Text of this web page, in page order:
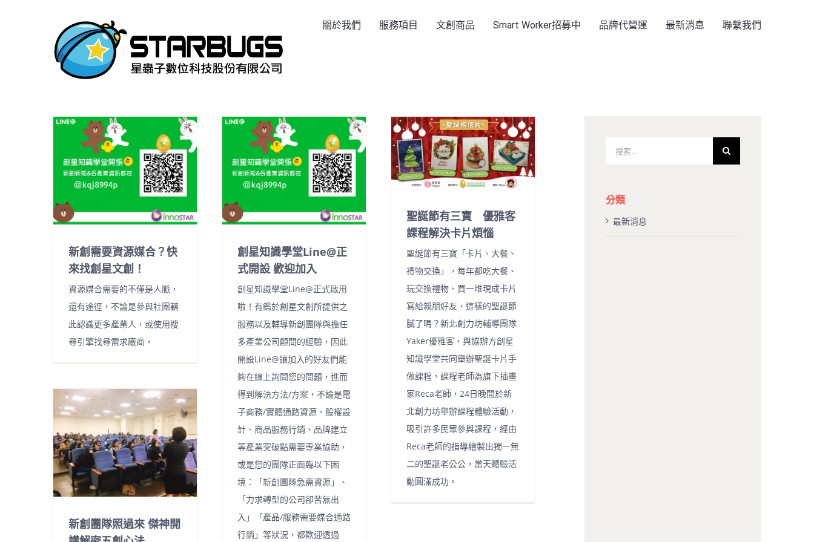
關於我們 服務項目 文創商品 Smart Worker招募中 品牌代營運 最新消息 聯繫我們
新創需要資源媒合？快
來找創星文創！
資源媒合需要的不僅是人脈，
還有途徑，不論是參與社團藉
此認識更多產業人，或使用搜
尋引擎找尋需求廠商，
創星知識學堂Line@正
式開設 歡迎加入
創星知識學堂Line@正式啟用
啦！有鑑於創星文創所提供之
服務以及輔導新創團隊與擔任
多產業公司顧問的經驗，因此
開設Line@讓加入的好友們能
夠在線上詢問您的問題，進而
得到解決方法/方案，不論是電
子商務/實體通路資源、股權設
計、商品服務行銷、品牌建立
等產業突破點需要專業協助，
或是您的團隊正面臨以下困
境：「新創團隊急需資源」、
「力求轉型的公司卻苦無出
入」「產品/服務需要媒合通路
行銷」等狀況，都歡迎透過
聖誕節有三寶 優雅客
課程解決卡片煩惱
聖誕節有三寶「卡片、大餐、
禮物交換」，每年都吃大餐、
玩交換禮物、買一堆現成卡片
寫給親朋好友，這樣的聖誕節
膩了嗎？新北創力坊輔導團隊
Yaker優雅客，與協辦方創星
知識學堂共同舉辦聖誕卡片手
做課程，課程老師為旗下插畫
家Reca老師，24日晚間於新
北創力坊舉辦課程體驗活動，
吸引許多民眾參與課程，經由
Reca老師的指導繪製出獨一無
二的聖誕老公公，當天體驗活
動圓滿成功。
新創團隊照過來 傑神開
果：
分類
最新消息